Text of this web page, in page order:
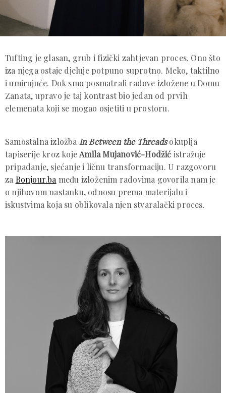
Tufting je glasan, grub i fizički zahtjevan proces. Ono što
iza njega ostaje djeluje potpuno suprotno. Meko, taktilno
i umirujuće. Dok smo posmatrali radove izložene u Domu
Zanata, upravo je taj kontrast bio jedan od prvih
elemenata koji se mogao osjetiti u prostoru.
Samostalna izložba In Between the Threads okuplja
tapiserije kroz kojeAmila Mujanović-Hodžić istražuje
pripadanje, sjećanje i ličnu transformaciju. U razgovoru
za Bonjour.ba među izloženim radovima govorila nam je
o njihovom nastanku, odnosu prema materijalu i
iskustvima koja su oblikovala njen stvaralački proces.